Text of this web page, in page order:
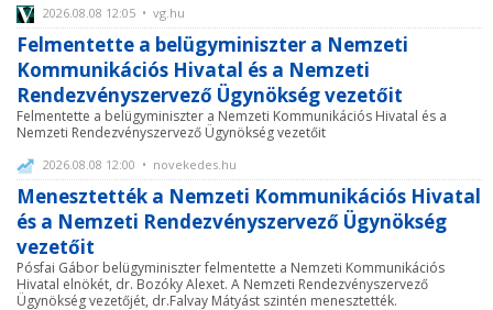
2026.08.08 12:05 • vg.hu
Felmentette a belügyminiszter a Nemzeti
Kommunikációs Hivatal és a Nemzeti
Rendezvényszervező Ügynökség vezetőit
Felmentette a belügyminiszter a Nemzeti Kommunikációs Hivatal és a
Nemzeti Rendezvényszervező Ügynökség vezetőit
2026.08.08 12:00 • novekedes.hu
Menesztették a Nemzeti Kommunikációs Hivatal
és a Nemzeti Rendezvényszervező Ügynökség
vezetőit
Pósfai Gábor belügyminiszter felmentette a Nemzeti Kommunikációs
Hivatal elnökét, dr. Bozóky Alexet. A Nemzeti Rendezvényszervező
Ügynökség vezetőjét, dr.Falvay Mátyást szintén menesztették.